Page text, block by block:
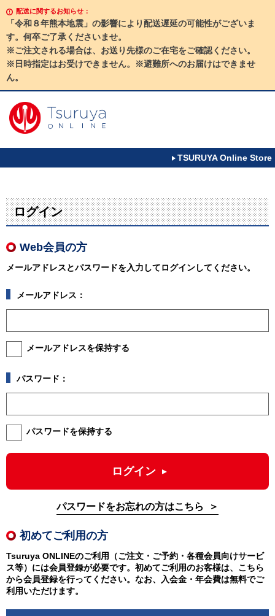
配送に関するお知らせ：
「令和８年熊本地震」の影響により配送遅延の可能性がございま
す。何卒ご了承くださいませ。
※ご注文される場合は、お送り先様のご在宅をご確認ください。
※日時指定はお受けできません。※避難所へのお届けはできませ
ん。
TSURUYA Online Store
ログイン
Web会員の方
メールアドレスとパスワードを入力してログインしてください。
メールアドレス：
メールアドレスを保持する
パスワード：
パスワードを保持する
ログイン
パスワードをお忘れの方はこちら
初めてご利用の方
Tsuruya ONLINEのご利用（ご注文・ご予約・各種会員向けサービ
ス等）には会員登録が必要です。初めてご利用のお客様は、こちら
から会員登録を行ってください。なお、入会金・年会費は無料でご
利用いただけます。